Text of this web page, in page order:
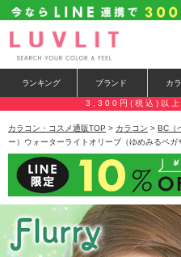
ランキング ブランド カ
3,300円(税込)以上
カラコン・コスメ通販TOP > カラコン > BC（
ー）ウォーターライトオリーブ（ゆめみるペ